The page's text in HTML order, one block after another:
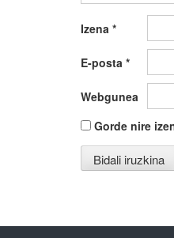
Izena *
E-posta *
Webgunea
Gorde nire